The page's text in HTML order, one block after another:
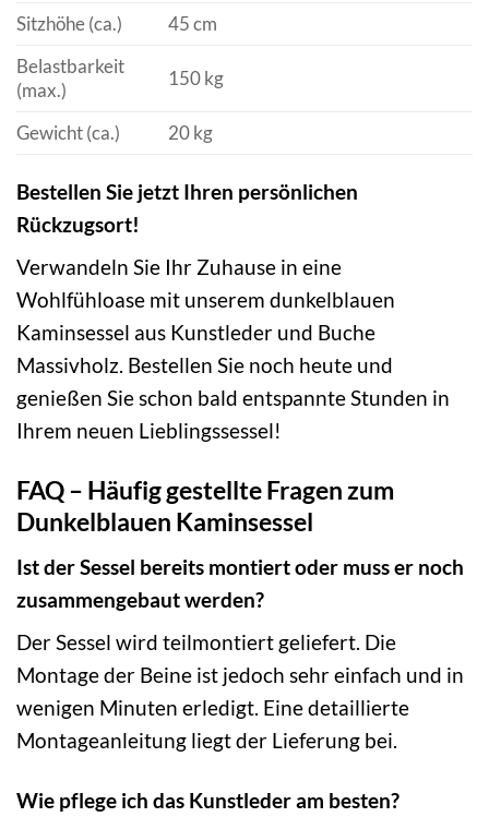
Sitzhöhe (ca.)
45 cm
Belastbarkeit
(max.)
150 kg
Gewicht (ca.) 20 kg
Bestellen Sie jetzt Ihren persönlichen
Rückzugsort!
Verwandeln Sie Ihr Zuhause in eine
Wohlfühloase mit unserem dunkelblauen
Kaminsessel aus Kunstleder und Buche
Massivholz. Bestellen Sie noch heute und
genießen Sie schon bald entspannte Stunden in
Ihrem neuen Lieblingssessel!
FAQ – Häufig gestellte Fragen zum
Dunkelblauen Kaminsessel
Ist der Sessel bereits montiert oder muss er noch
zusammengebaut werden?
Der Sessel wird teilmontiert geliefert. Die
Montage der Beine ist jedoch sehr einfach und in
wenigen Minuten erledigt. Eine detaillierte
Montageanleitung liegt der Lieferung bei.
Wie pflege ich das Kunstleder am besten?